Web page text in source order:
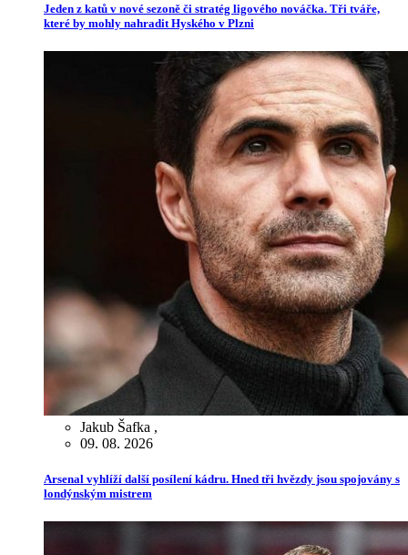
Jeden z katů v nové sezoně či stratég ligového nováčka. Tři tváře,
které by mohly nahradit Hyského v Plzni
Jakub Šafka ,
09. 08. 2026
Arsenal vyhlíží další posílení kádru. Hned tři hvězdy jsou spojovány s
londýnským mistrem